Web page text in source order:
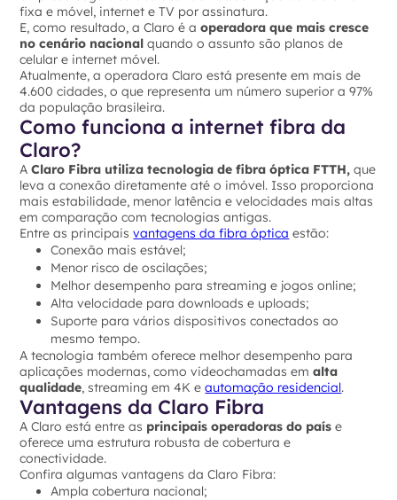
fixa e móvel, internet e TV por assinatura.
E, como resultado, a Claro é a operadora que mais cresce
no cenário nacionalquando o assunto são planos de
celular e internet móvel.
Atualmente, a operadora Claro está presente em mais de
4.600 cidades, o que representa um número superior a 97%
da população brasileira.
Como funciona a internet fibra da
Claro?
A Claro Fibra utiliza tecnologia de fibra óptica FTTH, que
leva a conexão diretamente até o imóvel. Isso proporciona
mais estabilidade, menor latência e velocidades mais altas
em comparação com tecnologias antigas.
Entre as principaisvantagens da fibra óptica estão:
Conexão mais estável;
Menor risco de oscilações;
Melhor desempenho para streaming e jogos online;
Alta velocidade para downloads e uploads;
Suporte para vários dispositivos conectados ao
mesmo tempo.
A tecnologia também oferece melhor desempenho para
aplicações modernas, como videochamadas emalta
qualidade, streaming em 4K eautomação residencial.
Vantagens da Claro Fibra
A Claro está entre as principais operadoras do país e
oferece uma estrutura robusta de cobertura e
conectividade.
Confira algumas vantagens da Claro Fibra:
Ampla cobertura nacional;